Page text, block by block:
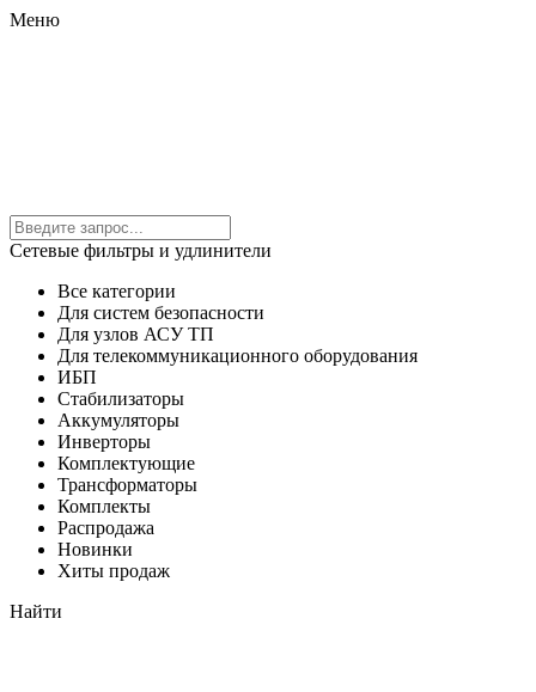
Меню
Сетевые фильтры и удлинители
Все категории
Для систем безопасности
Для узлов АСУ ТП
Для телекоммуникационного оборудования
ИБП
Стабилизаторы
Аккумуляторы
Инверторы
Комплектующие
Трансформаторы
Комплекты
Распродажа
Новинки
Хиты продаж
Найти